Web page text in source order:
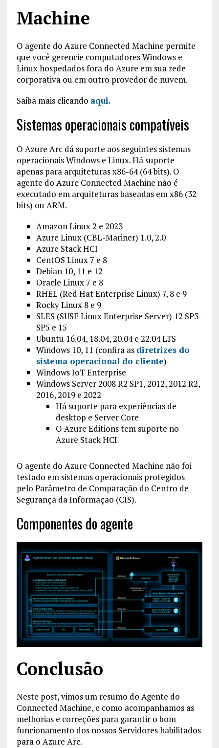
Machine
O agente do Azure Connected Machine permite
que você gerencie computadores Windows e
Linux hospedados fora do Azure em sua rede
corporativa ou em outro provedor de nuvem.
Saiba mais clicando aqui.
Sistemas operacionais compatíveis
O Azure Arc dá suporte aos seguintes sistemas
operacionais Windows e Linux. Há suporte
apenas para arquiteturas x86-64 (64 bits). O
agente do Azure Connected Machine não é
executado em arquiteturas baseadas em x86 (32
bits) ou ARM.
Amazon Linux 2 e 2023
Azure Linux (CBL-Mariner) 1.0, 2.0
Azure Stack HCI
CentOS Linux 7 e 8
Debian 10, 11 e 12
Oracle Linux 7 e 8
RHEL (Red Hat Enterprise Linux) 7, 8 e 9
Rocky Linux 8 e 9
SLES (SUSE Linux Enterprise Server) 12 SP3-
SP5 e 15
Ubuntu 16.04, 18.04, 20.04 e 22.04 LTS
Windows 10, 11 (confira as diretrizes do
sistema operacional do cliente)
Windows IoT Enterprise
Windows Server 2008 R2 SP1, 2012, 2012 R2,
2016, 2019 e 2022
Há suporte para experiências de
desktop e Server Core
O Azure Editions tem suporte no
Azure Stack HCI
O agente do Azure Connected Machine não foi
testado em sistemas operacionais protegidos
pelo Parâmetro de Comparação do Centro de
Segurança da Informação (CIS).
Componentes do agente
Conclusão
Neste post, vimos um resumo do Agente do
Connected Machine, e como acompanhamos as
melhorias e correções para garantir o bom
funcionamento dos nossos Servidores habilitados
para o Azure Arc.